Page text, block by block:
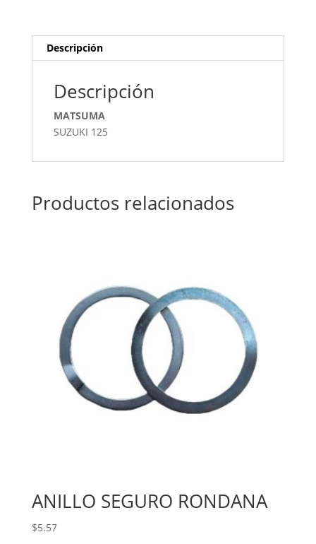
Descripción
Descripción
MATSUMA
SUZUKI 125
Productos relacionados
ANILLO SEGURO RONDANA
$5.57